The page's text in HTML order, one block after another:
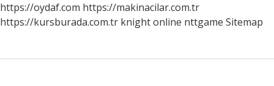
https://oydaf.com https://makinacilar.com.tr
https://kursburada.com.tr knight online nttgame Sitemap